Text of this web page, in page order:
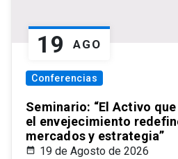
19 AGO
Conferencias
Seminario: “El Activo
el envejecimiento
mercados y estrategia”
19 de Agosto de 2026